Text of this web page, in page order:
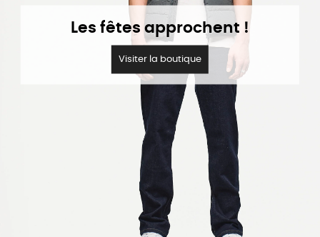
Les fêtes approchent !
Visiter la boutique